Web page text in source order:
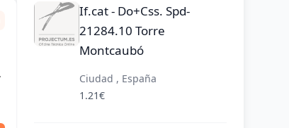
If.cat - Do+Css. Spd-
21284.10 Torre
Montcaubó
Ciudad , España
1.21€